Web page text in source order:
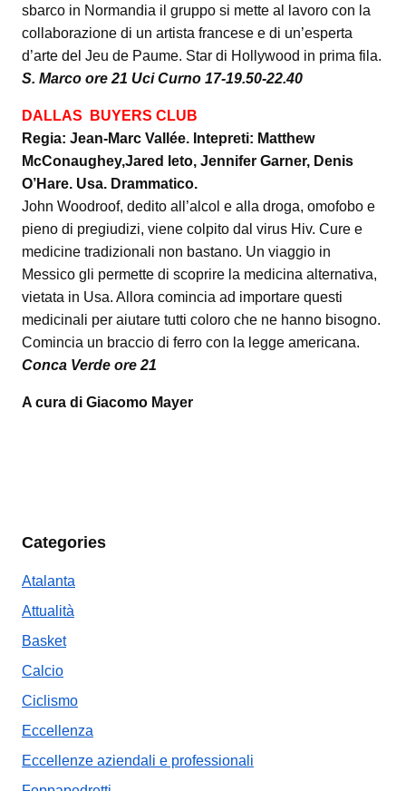
sbarco in Normandia il gruppo si mette al lavoro con la
collaborazione di un artista francese e di un’esperta
d’arte del Jeu de Paume. Star di Hollywood in prima fila.
S. Marco ore 21 Uci Curno 17-19.50-22.40
DALLAS BUYERS CLUB
Regia: Jean-Marc Vallée. Intepreti: Matthew
McConaughey,Jared leto, Jennifer Garner, Denis
O’Hare. Usa. Drammatico.
John Woodroof, dedito all’alcol e alla droga, omofobo e
pieno di pregiudizi, viene colpito dal virus Hiv. Cure e
medicine tradizionali non bastano. Un viaggio in
Messico gli permette di scoprire la medicina alternativa,
vietata in Usa. Allora comincia ad importare questi
medicinali per aiutare tutti coloro che ne hanno bisogno.
Comincia un braccio di ferro con la legge americana.
Conca Verde ore 21
A cura di Giacomo Mayer
Categories
Atalanta
Attualità
Basket
Calcio
Ciclismo
Eccellenza
Eccellenze aziendali e professionali